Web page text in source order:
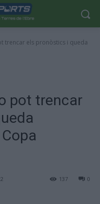
trencar els pronòstics i queda
pot trencar
0
137